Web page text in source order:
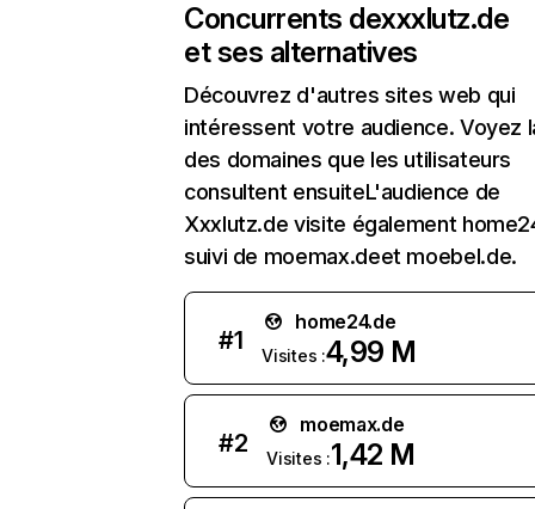
Concurrents dexxxlutz.de
et ses alternatives
Découvrez d'autres sites web qui
intéressent votre audience. Voyez
des domaines que les utilisateurs
consultent ensuiteL'audience de
Xxxlutz.de visite également
suivi de moemax.deet moebel.de.
#1
home24.de
Visites :4,99 M
#2
moemax.de
Visites :1,42 M